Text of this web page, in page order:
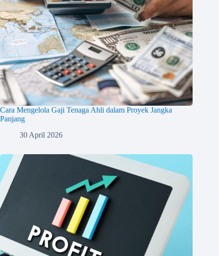
Cara Mengelola Gaji Tenaga Ahli dalam Proyek Jangka
Panjang
30 April 2026